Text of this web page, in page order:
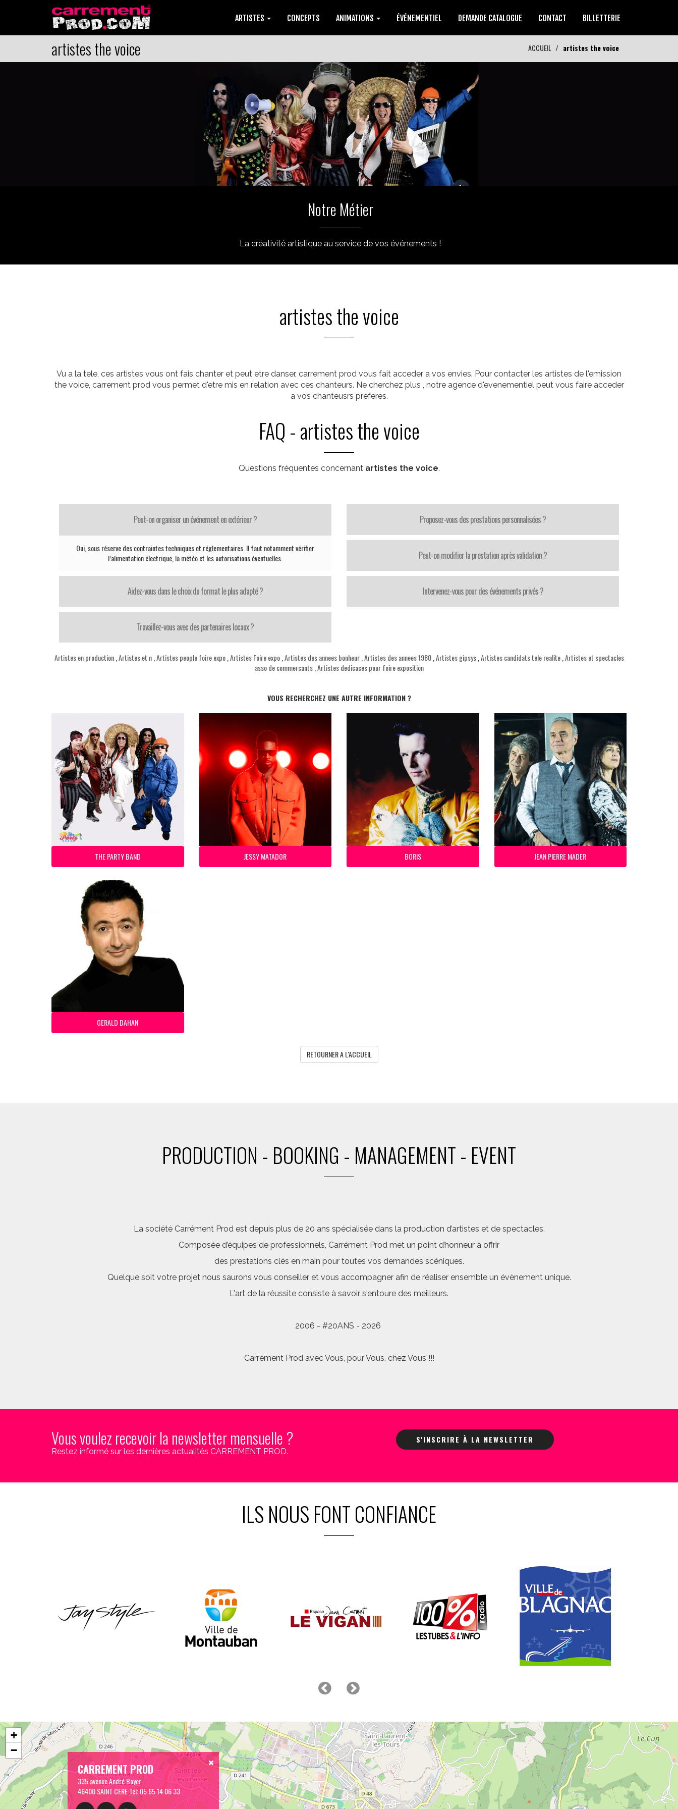
ARTISTES CONCEPTS ANIMATIONS ÉVÉNEMENTIEL DEMANDE CATALOGUE CONTACT BILLETTERIE
artistes the voice ACCUEIL artistes the voice
Notre Métier
La créativité artistique au service de vos événements !
artistes the voice
Vu a la tele, ces artistes vous ont fais chanter et peut etre danser, carrement prod vous fait acceder a vos envies. Pour contacter les artistes de l'emission
the voice, carrement prod vous permet d'etre mis en relation avec ces chanteurs. Ne cherchez plus , notre agence d'evenementiel peut vous faire acceder
a vos chanteusrs preferes.
FAQ - artistes the voice
Questions fréquentes concernant artistes the voice.
Peut-on organiser un événement en extérieur ?
Oui, sous réserve des contraintes techniques et réglementaires. Il faut notamment vérifier
l’alimentation électrique, la météo et les autorisations éventuelles.
Aidez-vous dans le choix du format le plus adapté ?
Travaillez-vous avec des partenaires locaux ?
Proposez-vous des prestations personnalisées ?
Peut-on modifier la prestation après validation ?
Intervenez-vous pour des événements privés ?
Artistes en production, Artistes et n, Artistes people foire expo, Artistes Foire expo, Artistes des annees bonheur, Artistes des annees 1980, Artistes gipsys, Artistes candidats tele realite Artistes et spectacles
asso de commercants Artistes dedicaces pour foire exposition
VOUS RECHERCHEZ UNE AUTRE INFORMATION ?
THE PARTY BAND JESSY MATADOR BORIS JEAN PIERRE MADER
GERALD DAHAN
RETOURNER A L'ACCUEIL
PRODUCTION - BOOKING - MANAGEMENT - EVENT
La société Carrément Prod est depuis plus de 20 ans spécialisée dans la production d’artistes et de spectacles.
Composée d’équipes de professionnels, Carrément Prod met un point d’honneur à offrir
des prestations clés en main pour toutes vos demandes scéniques.
Quelque soit votre projet nous saurons vous conseiller et vous accompagner afin de réaliser ensemble un évènement unique.
L'art de la réussite consiste à savoir s'entoure des meilleurs.
2006 - #20ANS - 2026
Carrément Prod avec Vous, pour Vous, chez Vous !!!
Vous voulez recevoir la newsletter mensuelle ?
Restez informé sur les dernières actualités CARREMENT PROD.
S'INSCRIRE À LA NEWSLETTER
ILS NOUS FONT CONFIANCE
CARREMENT PROD
335 avenue André Boyer
46400 SAINT CERETél:05 65 14 06 33
+
−